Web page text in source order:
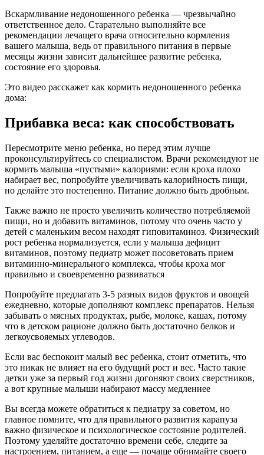
Вскармливание недоношенного ребенка — чрезвычайно
ответственное дело. Старательно выполняйте все
рекомендации лечащего врача относительно кормления
вашего малыша, ведь от правильного питания в первые
месяцы жизни зависит дальнейшее развитие ребенка,
состояние его здоровья.
Это видео расскажет как кормить недоношенного ребенка
дома:
Прибавка веса: как способствовать
Пересмотрите меню ребенка, но перед этим лучше
проконсультируйтесь со специалистом. Врачи рекомендуют не
кормить малыша «пустыми» калориями: если кроха плохо
набирает вес, попробуйте увеличивать калорийность пищи,
но делайте это постепенно. Питание должно быть дробным.
Также важно не просто увеличить количество потребляемой
пищи, но и добавить витаминов, потому что очень часто у
детей с маленьким весом находят гиповитаминоз. Физический
рост ребенка нормализуется, если у малыша дефицит
витаминов, поэтому педиатр может посоветовать прием
витаминно-минерального комплекса, чтобы кроха мог
правильно и своевременно развиваться
Попробуйте предлагать 3-5 разных видов фруктов и овощей
ежедневно, которые дополняют комплекс препаратов. Нельзя
забывать о мясных продуктах, рыбе, молоке, кашах, потому
что в детском рационе должно быть достаточно белков и
легкоусвояемых углеводов.
Если вас беспокоит малый вес ребенка, стоит отметить, что
это никак не влияет на его будущий рост и вес. Часто такие
детки уже за первый год жизни догоняют своих сверстников,
а вот крупные малыши набирают массу медленнее
Вы всегда можете обратиться к педиатру за советом, но
главное помните, что для правильного развития карапуза
важно физическое и психологическое состояние родителей.
Поэтому уделяйте достаточно времени себе, следите за
настроением, питанием, а еще — почаще обнимайте своего